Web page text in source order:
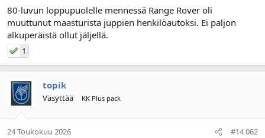
l
o
i
t
t
a
a
ä
r
ä
80-luvun loppupuolelle mennessä Range Rover oli
muuttunut maasturista juppien henkilöautoksi. Ei paljon
alkuperäistä ollut jäljellä.
1
topik
Väsyttää KK Plus pack
24 Toukokuu 2026 #14 062